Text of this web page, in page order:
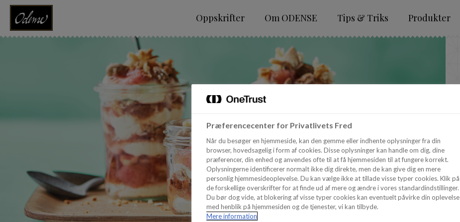
Oppskrifter Om ODENSE Tips & Triks Produkter
Præferencecenter for Privatlivets Fred
Når du besøger en hjemmeside, kan den gemme eller indhente oplysninger fra din
browser, hovedsagelig i form af cookies. Disse oplysninger kan handle om dig, dine
præferencer, din enhed og anvendes ofte til at få hjemmesiden til at fungere korrekt.
Oplysningerne identificerer normalt ikke dig direkte, men de kan give dig en mere
personlig hjemmesideoplevelse. Du kan vælge ikke at tillade visse typer cookies. Klik på
de forskellige overskrifter for at finde ud af mere og ændre i vores standardindstillinger.
Du bør dog vide, at blokering af visse typer cookies kan eventuelt påvirke din oplevelse
med henblik på hjemmesiden og de tjenester, vi kan tilbyde.
Mere information